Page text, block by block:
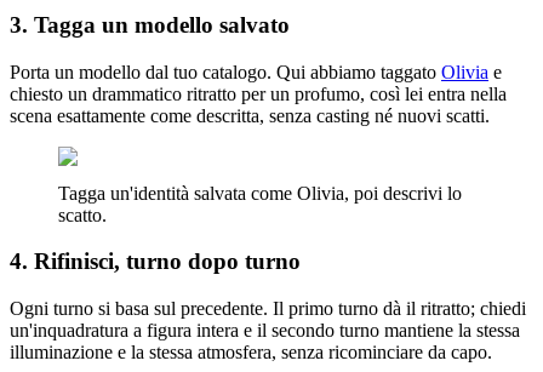
3. Tagga un modello salvato
Porta un modello dal tuo catalogo. Qui abbiamo taggato Olivia e
chiesto un drammatico ritratto per un profumo, così lei entra nella
scena esattamente come descritta, senza casting né nuovi scatti.
Tagga un'identità salvata come Olivia, poi descrivi lo
scatto.
4. Rifinisci, turno dopo turno
Ogni turno si basa sul precedente. Il primo turno dà il ritratto; chiedi
un'inquadratura a figura intera e il secondo turno mantiene la stessa
illuminazione e la stessa atmosfera, senza ricominciare da capo.